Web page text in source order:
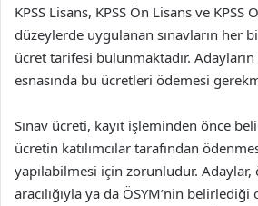
KPSS Lisans, KPSS Ön Lisans ve
düzeylerde uygulanan sınavların her
ücret tarifesi bulunmaktadır. Adayların
esnasında bu ücretleri ödemesi
Sınav ücreti, kayıt işleminden önce
ücretin katılımcılar tarafından
yapılabilmesi için zorunludur.
aracılığıyla ya da ÖSYM’nin